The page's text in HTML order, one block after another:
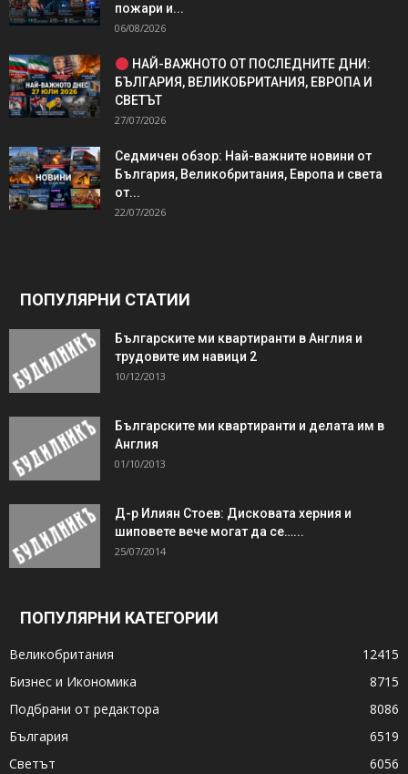
пожари и...
06/08/2026
НАЙ-ВАЖНОТО ОТ ПОСЛЕДНИТЕ ДНИ:
БЪЛГАРИЯ, ВЕЛИКОБРИТАНИЯ, ЕВРОПА И
СВЕТЪТ
27/07/2026
Седмичен обзор: Най-важните новини от
България, Великобритания, Европа и света
от...
22/07/2026
ПОПУЛЯРНИ СТАТИИ
Българските ми квартиранти в Англия и
трудовите им навици 2
10/12/2013
Българските ми квартиранти и делата им в
Англия
01/10/2013
Д-р Илиян Стоев: Дисковата херния и
шиповете вече могат да се…...
25/07/2014
ПОПУЛЯРНИ КАТЕГОРИИ
Великобритания
12415
Бизнес и Икономика
8715
Подбрани от редактора
8086
България
6519
Светът
6056